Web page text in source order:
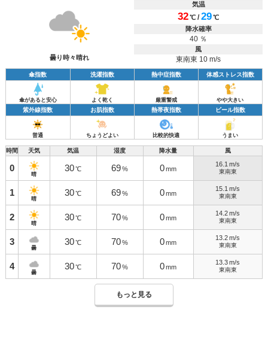
曇り時々晴れ
気温
32℃ /29℃
降水確率
40 ％
風
東南東 10 m/s
傘指数 洗濯指数 熱中症指数 体感ストレス指数
傘があると安心 よく乾く 厳重警戒 やや大きい
紫外線指数 お肌指数 熱帯夜指数 ビール指数
普通 ちょうどよい 比較的快適 うまい
時間 天気 気温 湿度 降水量 風
0
晴
30 ℃ 69 % 0 mm
16.1 m/s
東南東
1
晴
30 ℃ 69 % 0 mm
15.1 m/s
東南東
2
晴
30 ℃ 70 % 0 mm
14.2 m/s
東南東
3
曇
30 ℃ 70 % 0 mm
13.2 m/s
東南東
4
曇
30 ℃ 70 % 0 mm
13.3 m/s
東南東
もっと見る